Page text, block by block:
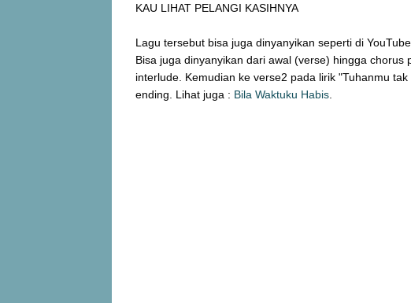
KAU LIHAT PELANGI KASIHNYA
Lagu tersebut bisa juga dinyanyikan seperti di
Bisa juga dinyanyikan dari awal (verse) hingga
interlude. Kemudian ke verse2 pada lirik "Tuhanmu
ending. Lihat juga : Bila Waktuku Habis